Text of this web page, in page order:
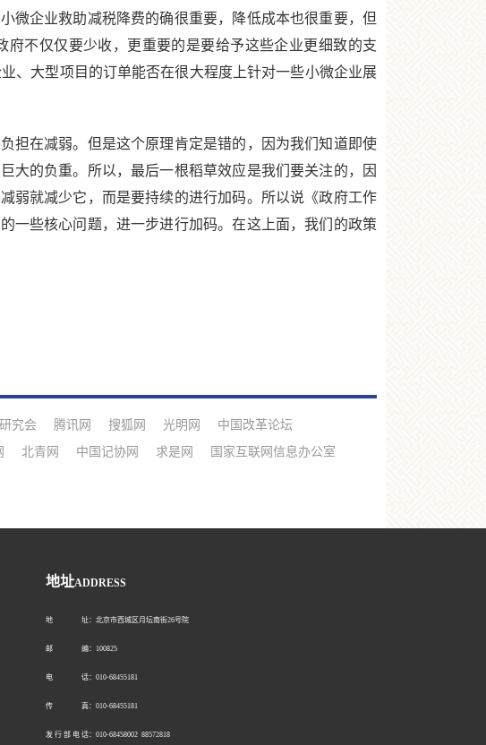
微企业救助减税降费的确很重要，降低成本也很重要，但
不仅仅要少收，更重要的是要给予这些企业更细致的支
、大型项目的订单能否在很大程度上针对一些小微企业展
在减弱。但是这个原理肯定是错的，因为我们知道即使
大的负重。所以，最后一根稻草效应是我们要关注的，因
弱就减少它，而是要持续的进行加码。所以说《政府工作
一些核心问题，进一步进行加码。在这上面，我们的政策
究会 腾讯网 搜狐网 光明网
中国改革论坛
北青网 中国记协网 求是网
国家互联网信息办公室
地址ADDRESS
地 址：北京市西城区月坛南街26号院
邮 编：100825
电 话：010-68455181
传 真：010-68455181
发 行 部 电 话：010-68458002 88572818